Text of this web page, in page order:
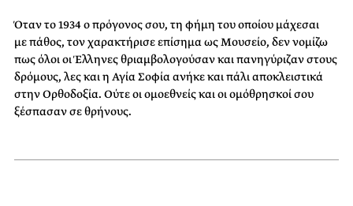
Όταν το 1934 ο πρόγονος σου, τη φήμη του οποίου μάχεσαι
με πάθος, τον χαρακτήρισε επίσημα ως Μουσείο, δεν νομίζω
πως όλοι οι Έλληνες θριαμβολογούσαν και πανηγύριζαν στους
δρόμους, λες και η Αγία Σοφία ανήκε και πάλι αποκλειστικά
στην Ορθοδοξία. Ούτε οι ομοεθνείς και οι ομόθρησκοί σου
ξέσπασαν σε θρήνους.